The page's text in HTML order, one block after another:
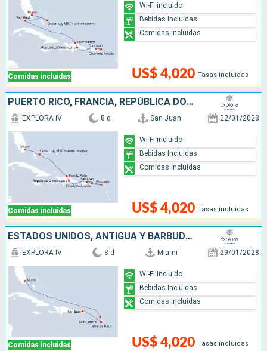
Comidas incluidas US$ 4,020 Tasas incluidas
Wi-Fi incluido
Bebidas Incluidas
Comidas incluidas
PUERTO RICO, FRANCIA, REPÚBLICA DOMINICANA, BAHAMAS, ESTADOS UNIDOS
Comidas incluidas
EXPLORA IV 8 d San Juan 22/01/2028
US$ 4,020 Tasas incluidas
Wi-Fi incluido
Bebidas Incluidas
Comidas incluidas
ESTADOS UNIDOS, ANTIGUA Y BARBUDA, PUERTO RICO
Comidas incluidas
EXPLORA IV 8 d Miami 29/01/2028
US$ 4,020 Tasas incluidas
Wi-Fi incluido
Bebidas Incluidas
Comidas incluidas